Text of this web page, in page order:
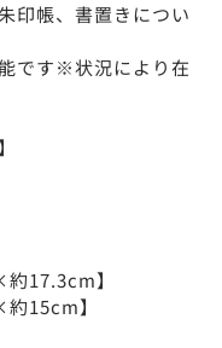
印帳、書置きについ
です※状況により在
17.3cm】
15cm】